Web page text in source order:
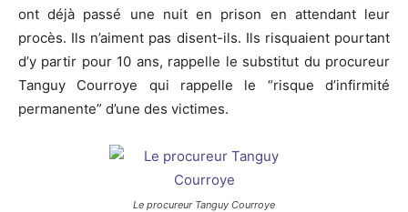
ont déjà passé une nuit en prison en attendant leur
procès. Ils n’aiment pas disent-ils. Ils risquaient pourtant
d’y partir pour 10 ans, rappelle le substitut du procureur
Tanguy Courroye qui rappelle le “risque d’infirmité
permanente” d’une des victimes.
Le procureur Tanguy Courroye